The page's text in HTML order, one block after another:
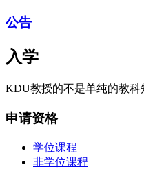
公告
入学
KDU教授的不是单纯的教科
申请资格
学位课程
非学位课程